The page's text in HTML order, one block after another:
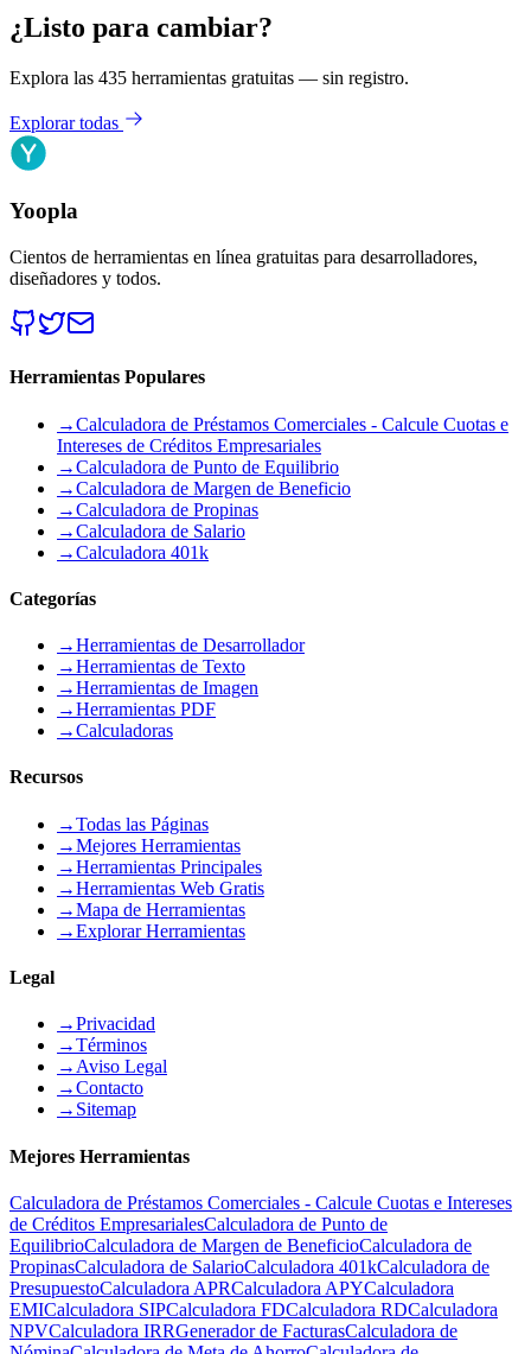
¿Listo para cambiar?
Explora las 435 herramientas gratuitas — sin registro.
Explorar todas
Yoopla
Cientos de herramientas en línea gratuitas para desarrolladores,
diseñadores y todos.
Herramientas Populares
→Calculadora de Préstamos Comerciales - Calcule Cuotas e
Intereses de Créditos Empresariales
→Calculadora de Punto de Equilibrio
→Calculadora de Margen de Beneficio
→Calculadora de Propinas
→Calculadora de Salario
→Calculadora 401k
Categorías
→Herramientas de Desarrollador
→Herramientas de Texto
→Herramientas de Imagen
→Herramientas PDF
→Calculadoras
Recursos
→Todas las Páginas
→Mejores Herramientas
→Herramientas Principales
→Herramientas Web Gratis
→Mapa de Herramientas
→Explorar Herramientas
Legal
→Privacidad
→Términos
→ Aviso Legal
→Contacto
→ Sitemap
Mejores Herramientas
Calculadora de Préstamos Comerciales - Calcule Cuotas e Intereses
de Créditos EmpresarialesCalculadora de Punto de
EquilibrioCalculadora de Margen de BeneficioCalculadora de
PropinasCalculadora de SalarioCalculadora 401kCalculadora de
PresupuestoCalculadora APRCalculadora APYCalculadora
EMICalculadora SIPCalculadora FDCalculadora RDCalculadora
NPVCalculadora IRRGenerador de FacturasCalculadora de